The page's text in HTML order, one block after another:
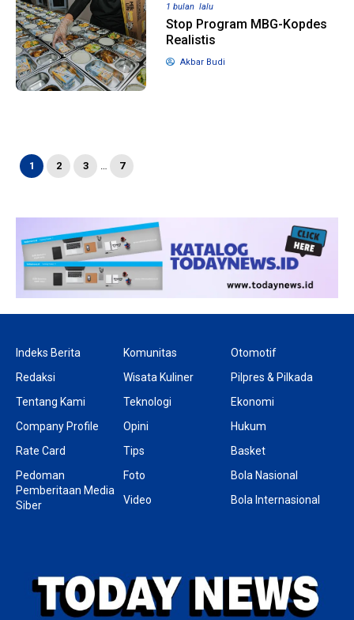
1 bulan lalu
Stop Program MBG-Kopdes
Realistis
Akbar Budi
1 2 3 7
Indeks Berita
Redaksi
Tentang Kami
Company Profile
Rate Card
Pedoman
Pemberitaan Media
Siber
Komunitas
Wisata Kuliner
Teknologi
Opini
Tips
Foto
Video
Otomotif
Pilpres & Pilkada
Ekonomi
Hukum
Basket
Bola Nasional
Bola Internasional